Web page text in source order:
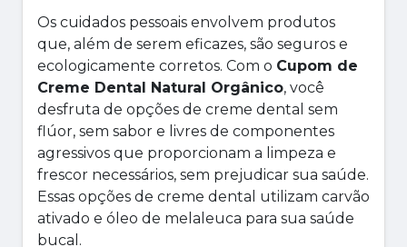
Os cuidados pessoais envolvem produtos
que, além de serem eficazes, são seguros e
ecologicamente corretos. Com o Cupom de
Creme Dental Natural Orgânico, você
desfruta de opções de creme dental sem
flúor, sem sabor e livres de componentes
agressivos que proporcionam a limpeza e
frescor necessários, sem prejudicar sua saúde.
Essas opções de creme dental utilizam carvão
ativado e óleo de melaleuca para sua saúde
bucal.